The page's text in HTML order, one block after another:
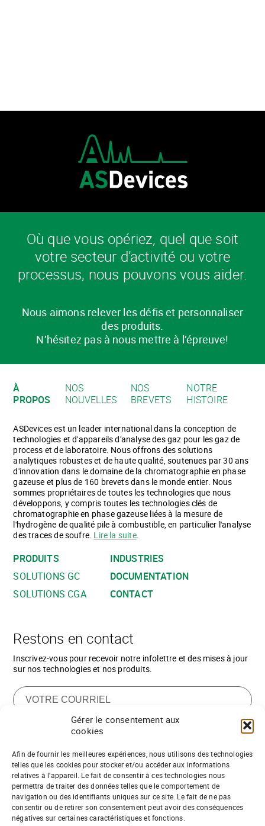
Gérer le consentement aux
cookies
Afin de fournir les meilleures expériences, nous utilisons des technologies
telles que les cookies pour stocker et/ou accéder aux informations
relatives à l'appareil. Le fait de consentir à ces technologies nous
permettra de traiter des données telles que le comportement de
navigation ou des identifiants uniques sur ce site. Le fait de ne pas
consentir ou de retirer son consentement peut avoir des conséquences
négatives sur certaines caractéristiques et fonctions.
Où que vous opériez, quel que soit
votre secteur d’activité ou votre
processus, nous pouvons vous aider.
Nous aimons relever les défis et personnaliser
des produits.
N’hésitez pas à nous mettre à l’épreuve!
À
PROPOS
NOS
NOUVELLES
NOS
BREVETS
NOTRE
HISTOIRE
ASDevices est un leader international dans la conception de
technologies et d'appareils d'analyse des gaz pour les gaz de
process et de laboratoire. Nous offrons des solutions
analytiques robustes et de haute qualité, soutenues par 30 ans
d'innovation dans le domaine de la chromatographie en phase
gazeuse et plus de 160 brevets dans le monde entier. Nous
sommes propriétaires de toutes les technologies que nous
développons, y compris toutes les technologies clés de
chromatographie en phase gazeuse liées à la mesure de
l'hydrogène de qualité pile à combustible, en particulier l'analyse
des traces de soufre. Lire la suite.
PRODUITS
SOLUTIONS GC
SOLUTIONS CGA
INDUSTRIES
DOCUMENTATION
CONTACT
Restons en contact
Inscrivez-vous pour recevoir notre infolettre et des mises à jour
sur nos technologies et nos produits.
Vous souhaitez vous joindre à notre
équipe de partenaires de distribution ?